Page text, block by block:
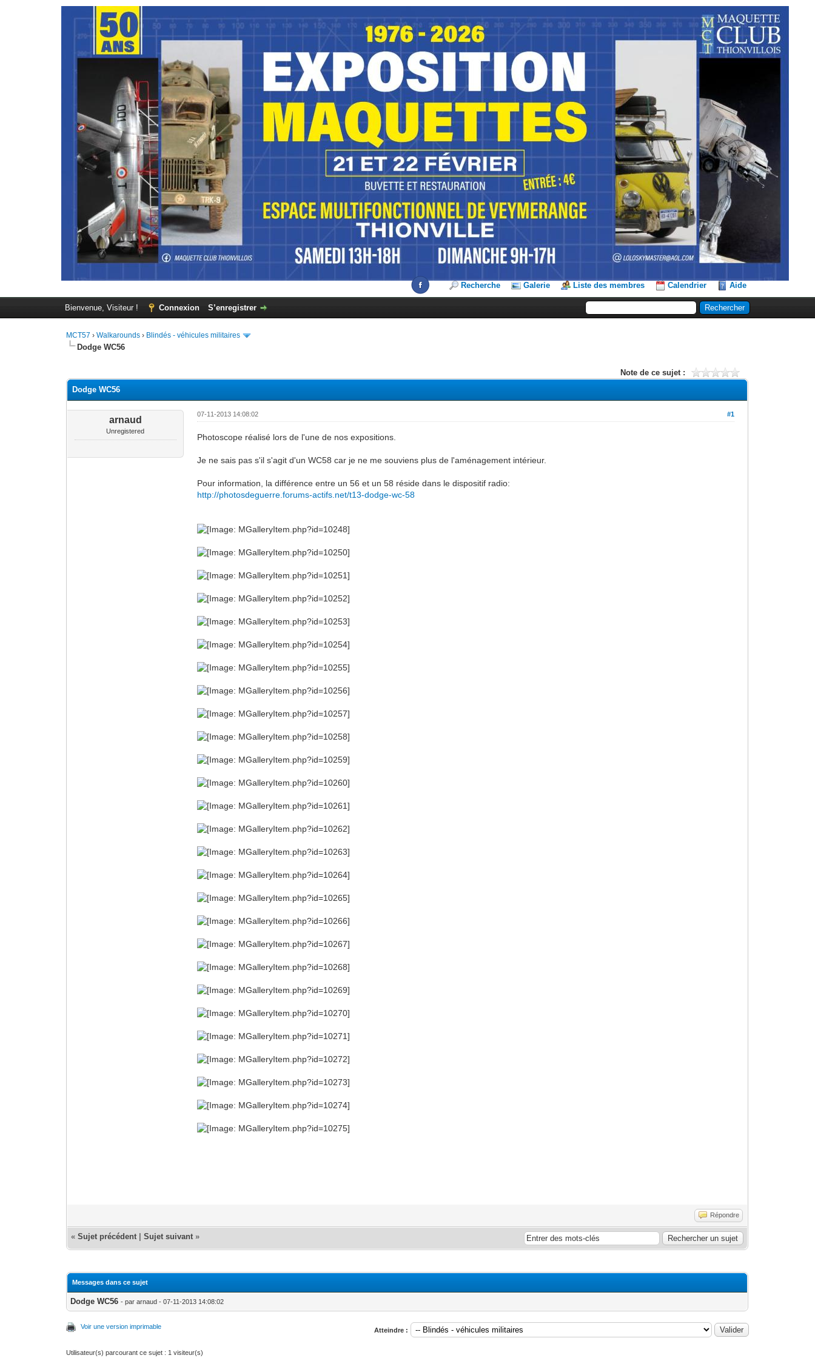
Recherche Galerie Liste des membres Calendrier Aide
Bienvenue, Visiteur ! Connexion S’enregistrer
MCT57 ›Walkarounds › Blindés - véhicules militaires
Dodge WC56
Note de ce sujet :
Dodge WC56
arnaud
Unregistered
#1
07-11-2013 14:08:02
Photoscope réalisé lors de l'une de nos expositions.
Je ne sais pas s'il s'agit d'un WC58 car je ne me souviens plus de l'aménagement intérieur.
Pour information, la différence entre un 56 et un 58 réside dans le dispositif radio:
http://photosdeguerre.forums-actifs.net/t13-dodge-wc-58
Répondre
«Sujet précédent |Sujet suivant »
Messages dans ce sujet
Dodge WC56- par arnaud - 07-11-2013 14:08:02
Voir une version imprimable Atteindre :
Utilisateur(s) parcourant ce sujet : 1 visiteur(s)